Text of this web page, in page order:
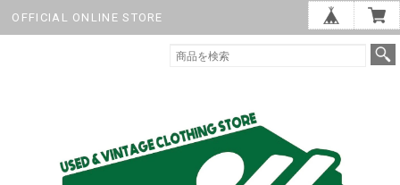
OFFICIAL ONLINE STORE